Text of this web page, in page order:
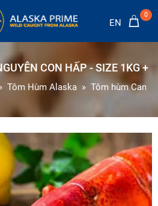
EN
0
CON HẤP - SIZE 1KG +
Tôm Hùm Alaska Tôm hùm